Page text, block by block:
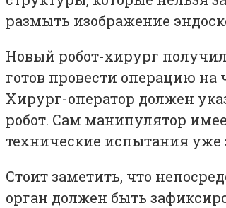
размыть изображение
Новый робот-хирург
готов провести операцию
Хирург-оператор должен
робот. Сам манипулятор
технические испытания уже
Стоит заметить, что
орган должен быть